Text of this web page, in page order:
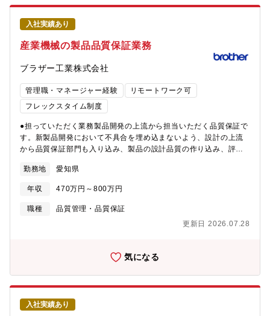
業(システム開発や研究開発事業)における事業拡大に伴い、新規プ
マネージメントを担う人財を募集します。更には、顧客フロント
での新規事業提案活動にも従事頂きます。【福利厚生】■住宅支援
住宅手当制度や寮・社宅制度等（詳細は勤務事業所により異なり
住居の不安を解消する役割も果たしています。■育児教育育児施設
利用費補助、子どもの教育費補助 等※福利厚生制度（参考HP）
※https://www.hitachi.co.jp/recruit/newgraduate/company/
の対応可能性や加工時間などを検討し提案を行っていきます。■組
織ミッション工作機械のセールスにおいて、機械・製品の使用方
法や使用用途がお客様によって異なる中で、技術的な基幹部門と
して技術提案力を持ち、お客様の購買に結びつくように支援する
ことです。工作機械は単品で簡単に売れるというイメージではな
く、技術的試験があり、お客様への提案があって購買に結びつく
という特性があります。営業前線の方たちの技術的知見が追いつ
かない中で、技術提案力を持ってお客様の購買に結びつくように
支援することがメインミッションになります。■仕事の魅力・やり
がい技術者として新しい加工方法を提案し、技術的な側面からセ
ールスに結びつけられるところが魅力です。■技術力SPEEDIOは
優れた機能と高い生産性を誇るマシニングセンタであり、小型で
ありながら高い生産性能を有しております。環境にも配慮された
商品で多くの顧客からの支持を集めています。■入社後の研修体制
入社後は、まず全員が共通の教育カリキュラムで2ヶ月程度の教育
期間は経験によって異なり、大手メーカー出身の方は1ヶ月程度で
程度かけて教育します。■募集背景 産業機器事業はブラザーグル
ープビジョン?????? At your side 2030にて成長事業と位置付
により、案件醸成/受注確度向上の重要な役割を担います。加え
ープビジョン「At your side 2030」では、「世界中の “あなた” の
入社実績あり
産業機械の製品品質保証業務
ブラザー工業株式会社
管理職・マネージャー経験
リモートワーク可
フレックスタイム制度
●担っていただく業務製品開発の上流から担当いただく品質保証で
す。新製品開発において不具合を埋め込まないよう、設計の上流
から品質保証部門も入り込み、製品の設計品質の作り込み、評
開発から製造、含めた一連の流れを担当していただきます。具体
的には産業機械(工作機械、産業用プリンター)の品質保証業務をお
任せいたします。 ①新製品開発時の設計品質、製造品質の妥当
性見極め ②関係部門と連携した国内外の市場問題対応 ③国内
キャリアパス品質保証業務のマネジメント職としてのチームマネ
ョナルエンジニア、将来的には海外工場の製造拠点の品質管理な
どのキャリアも可能です。■仕事の進め方業務はプロジェクト単位
で行われ、メカ、ハード、ソフトの担当者とマネージャーがチー
ムを組んで進めます。一人の担当者が複数のプロジェクトを兼務
することもありますが、基本的には一つのプロジェクトが終わる
まで同じ担当者が継続して担当します。ただし、1年の業務でプロ
勤務地 愛知県
年収 470万円～800万円
職種
品質管理・品質保証
更新日 2026.07.28
気になる
入社実績あり